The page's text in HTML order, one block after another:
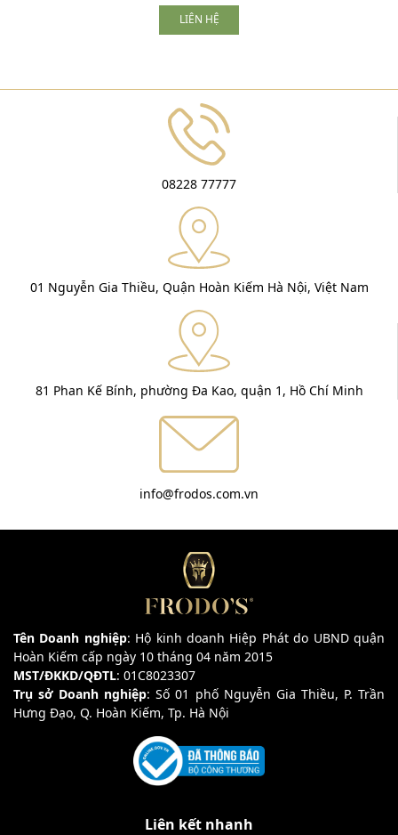
LIÊN HỆ
08228 77777
01 Nguyễn Gia Thiều, Quận Hoàn Kiếm Hà Nội, Việt Nam
81 Phan Kế Bính, phường Đa Kao, quận 1, Hồ Chí Minh
info@frodos.com.vn
Tên Doanh nghiệp: Hộ kinh doanh Hiệp Phát do UBND quận
Hoàn Kiếm cấp ngày 10 tháng 04 năm 2015
MST/ĐKKD/QĐTL: 01C8023307
Trụ sở Doanh nghiệp: Số 01 phố Nguyễn Gia Thiều, P. Trần
Hưng Đạo, Q. Hoàn Kiếm, Tp. Hà Nội
Liên kết nhanh